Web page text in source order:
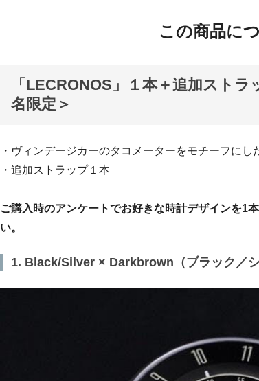
この商品に
「LECRONOS」１本＋追加スト
名限定＞
・ヴィンデージカーのタコメーターをモチーフに
・追加ストラップ１本
ご購入時のアンケートでお好きな時計デザインを1
い。
1. Black/Silver × Darkbrown（ブラック／